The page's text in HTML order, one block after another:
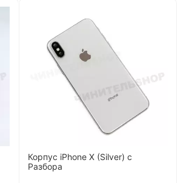
Корпус iPhone X (Silver) с
Разбора